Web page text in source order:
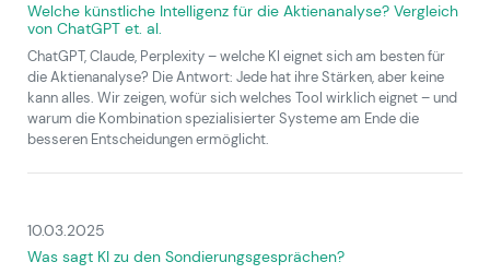
Welche künstliche Intelligenz für die Aktienanalyse? Vergleich
von ChatGPT et. al.
ChatGPT, Claude, Perplexity – welche KI eignet sich am besten für
die Aktienanalyse? Die Antwort: Jede hat ihre Stärken, aber keine
kann alles. Wir zeigen, wofür sich welches Tool wirklich eignet – und
warum die Kombination spezialisierter Systeme am Ende die
besseren Entscheidungen ermöglicht.
10.03.2025
Was sagt KI zu den Sondierungsgesprächen?